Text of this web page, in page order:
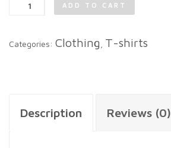
ADD TO CART
Categories: Clothing T-shirts
Description Reviews (0)